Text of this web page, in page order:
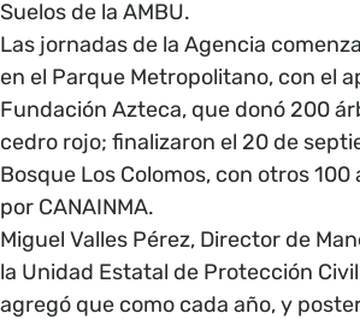
Suelos de la AMBU.
Las jornadas de la Agencia
en el Parque Metropolitano, con el
Fundación Azteca, que donó 200
cedro rojo; finalizaron el 20 de
Bosque Los Colomos, con otros
por CANAINMA.
Miguel Valles Pérez, Director de
la Unidad Estatal de Protección
agregó que como cada año, y